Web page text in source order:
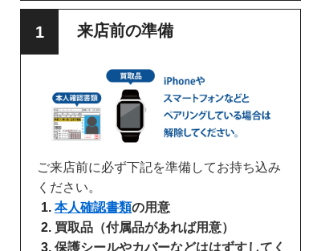
来店前の準備
ご来店前に必ず下記を準備してお持ち込み
ください。
本人確認書類の用意
買取品（付属品があれば用意）
保護シールやカバーなどははずすしてく